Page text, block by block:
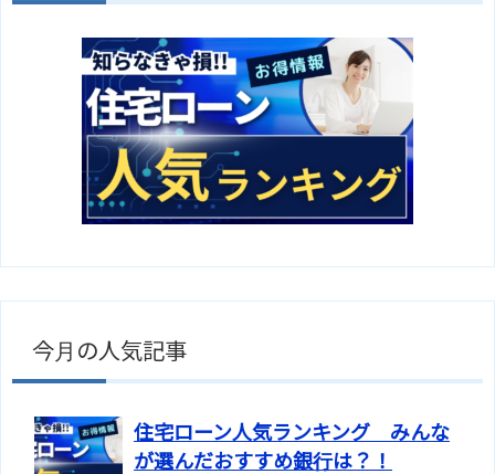
今月の人気記事
住宅ローン人気ランキング みんな
が選んだおすすめ銀行は？！